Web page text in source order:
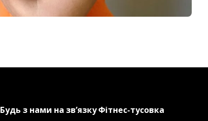
Будь з нами на зв’язкуФітнес-тусовка